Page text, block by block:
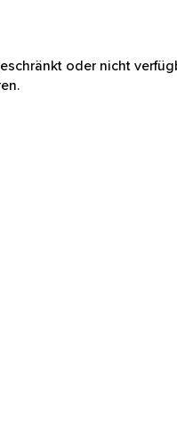
oder nicht